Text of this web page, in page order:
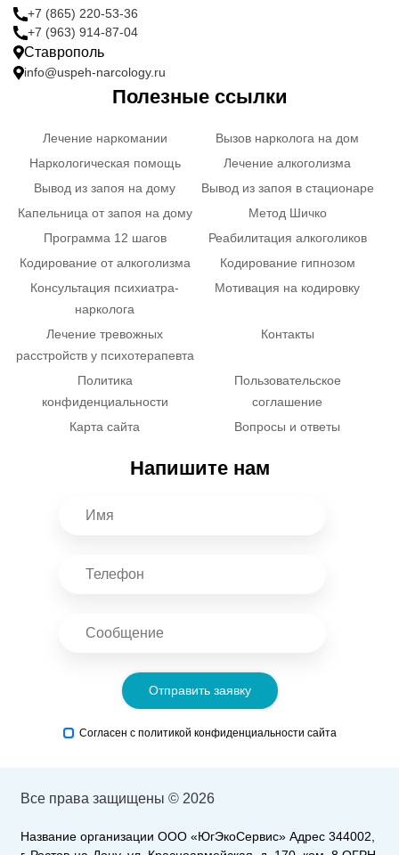
+7 (865) 220-53-36
+7 (963) 914-87-04
Ставрополь
info@uspeh-narcology.ru
Полезные ссылки
Лечение наркомании
Вызов нарколога на дом
Наркологическая помощь
Лечение алкоголизма
Вывод из запоя на дому
Вывод из запоя в стационаре
Капельница от запоя на дому
Метод Шичко
Программа 12 шагов
Реабилитация алкоголиков
Кодирование от алкоголизма
Кодирование гипнозом
Консультация психиатра-
нарколога
Мотивация на кодировку
Лечение тревожных
расстройств у психотерапевта
Контакты
Политика
конфиденциальности
Пользовательское
соглашение
Карта сайта
Вопросы и ответы
Напишите нам
Отправить заявку
Согласен с политикой конфиденциальности сайта
Все права защищены © 2026
Название организации ООО «ЮгЭкоСервис» Адрес 344002,